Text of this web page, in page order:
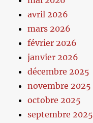
avril 2026
mars 2026
février 2026
janvier 2026
décembre 2025
novembre 2025
octobre 2025
septembre 2025